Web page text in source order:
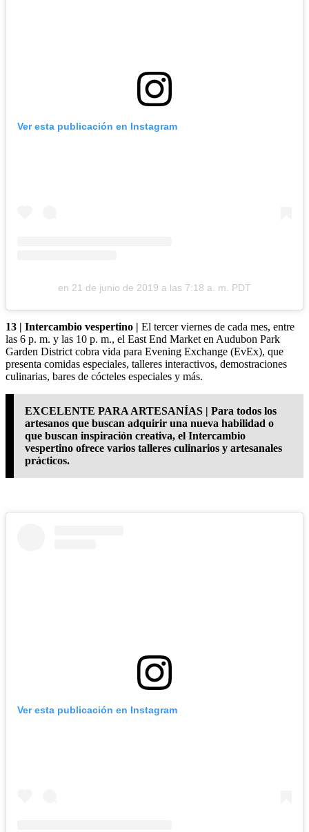
Ver esta publicación en Instagram
en 21 de junio de 2019 a las 7:18 a. m. PDT
13 | Intercambio vespertino | El tercer viernes de cada mes, entre
las 6 p. m. y las 10 p. m., el East End Market en Audubon Park
Garden District cobra vida para Evening Exchange (EvEx), que
presenta comidas especiales, talleres interactivos, demostraciones
culinarias, bares de cócteles especiales y más.
EXCELENTE PARA ARTESANÍAS | Para todos los
artesanos que buscan adquirir una nueva habilidad o
que buscan inspiración creativa, el Intercambio
vespertino ofrece varios talleres culinarios y artesanales
prácticos.
Ver esta publicación en Instagram